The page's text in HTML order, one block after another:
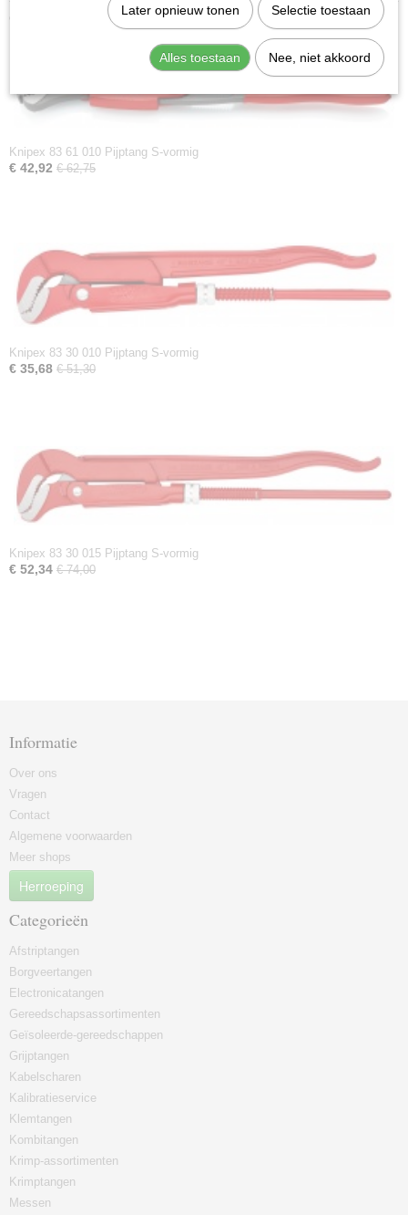
Ook interessant
Knipex 83 61 010 Pijptang S-vormig
€ 42,92 € 62,75
Knipex 83 30 010 Pijptang S-vormig
€ 35,68 € 51,30
Knipex 83 30 015 Pijptang S-vormig
€ 52,34 € 74,00
Informatie
Over ons
Vragen
Contact
Algemene voorwaarden
Meer shops
Herroeping
Categorieën
Afstriptangen
Borgveertangen
Electronicatangen
Gereedschapsassortimenten
Geïsoleerde-gereedschappen
Grijptangen
Kabelscharen
Kalibratieservice
Klemtangen
Kombitangen
Krimp-assortimenten
Krimptangen
Messen
Later opnieuw tonen Selectie toestaan
Alles toestaan Nee, niet akkoord